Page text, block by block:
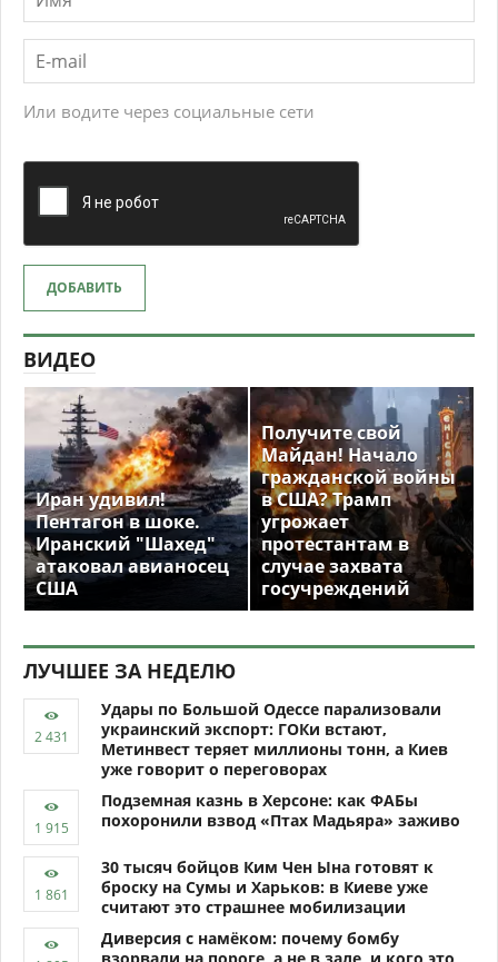
Или водите через социальные сети
ДОБАВИТЬ
ВИДЕО
Иран удивил!
Пентагон в шоке.
Иранский "Шахед"
атаковал авианосец
США
Получите свой
Майдан! Начало
гражданской войны
в США? Трамп
угрожает
протестантам в
случае захвата
госучреждений
ЛУЧШЕЕ ЗА НЕДЕЛЮ
Удары по Большой Одессе парализовали
украинский экспорт: ГОКи встают,
Метинвест теряет миллионы тонн, а Киев
уже говорит о переговорах
Подземная казнь в Херсоне: как ФАБы
похоронили взвод «Птах Мадьяра» заживо
30 тысяч бойцов Ким Чен Ына готовят к
броску на Сумы и Харьков: в Киеве уже
считают это страшнее мобилизации
Диверсия с намёком: почему бомбу